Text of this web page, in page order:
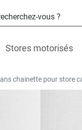
Stores motorisés
chainette pour store